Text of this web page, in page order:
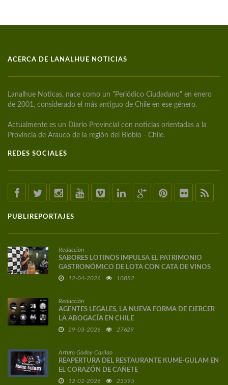
ACERCA DE LANALHUE NOTICIAS
Lanalhue Noticas, nace como un "Periódico Ciudadano" en enero
de 2001, considerado el más antiguo de Chile en ese género.
Actualmente es un Diario Provincial con noticias orientadas a la
Provincia de Arauco de la región del Biobío - Chile.
REDES SOCIALES
PUBLIREPORTAJES
Redacción
SABORES LOTINOS IMPULSA EL PATRIMONIO
GASTRONÓMICO DE LOTA CON CATA DE VINOS
DE AUTOR
12-04-2026 10882
Redacción
AGENTES LEGALES, LA NUEVA FORMA DE EJERCER
LA ABOGACÍA EN CHILE
29-03-2026 27629
Arturo Godoy Carilao
REAPERTURA DEL RESTAURANTE KUME-GULAM EN
EL CORAZÓN DE CAÑETE
12-02-2026 23595